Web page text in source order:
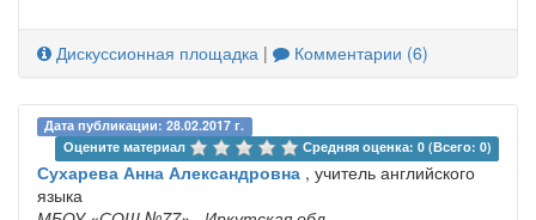
Дискуссионная площадка | Комментарии (6)
Дата публикации: 28.02.2017 г.
Оцените материал
Средняя оценка: 0 (Всего: 0)
Сухарева Анна Александровна , учитель английского
языка